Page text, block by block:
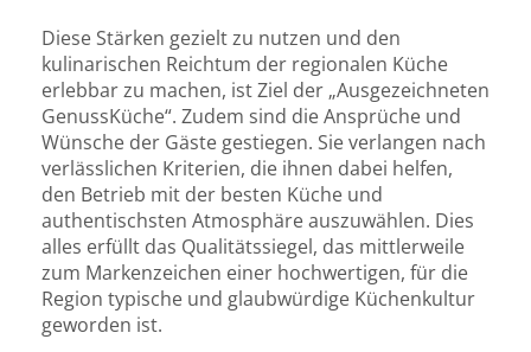
Diese Stärken gezielt zu nutzen und den
kulinarischen Reichtum der regionalen Küche
erlebbar zu machen, ist Ziel der „Ausgezeichneten
GenussKüche“. Zudem sind die Ansprüche und
Wünsche der Gäste gestiegen. Sie verlangen nach
verlässlichen Kriterien, die ihnen dabei helfen,
den Betrieb mit der besten Küche und
authentischsten Atmosphäre auszuwählen. Dies
alles erfüllt das Qualitätssiegel, das mittlerweile
zum Markenzeichen einer hochwertigen, für die
Region typische und glaubwürdige Küchenkultur
geworden ist.